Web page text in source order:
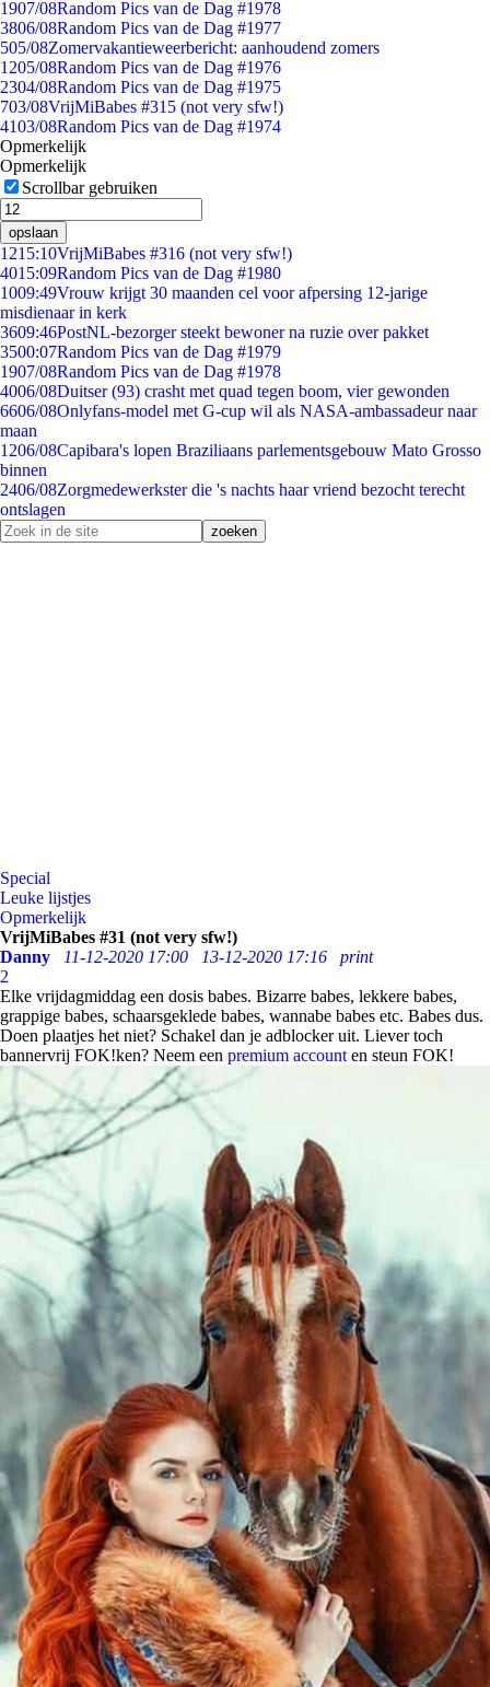
1907/08Random Pics van de Dag #1978
3806/08Random Pics van de Dag #1977
505/08Zomervakantieweerbericht: aanhoudend zomers
1205/08Random Pics van de Dag #1976
2304/08Random Pics van de Dag #1975
703/08VrijMiBabes #315 (not very sfw!)
4103/08Random Pics van de Dag #1974
Opmerkelijk
Opmerkelijk
Scrollbar gebruiken
opslaan
1215:10VrijMiBabes #316 (not very sfw!)
4015:09Random Pics van de Dag #1980
1009:49Vrouw krijgt 30 maanden cel voor afpersing 12-jarige
misdienaar in kerk
3609:46PostNL-bezorger steekt bewoner na ruzie over pakket
3500:07Random Pics van de Dag #1979
1907/08Random Pics van de Dag #1978
4006/08Duitser (93) crasht met quad tegen boom, vier gewonden
6606/08Onlyfans-model met G-cup wil als NASA-ambassadeur naar
maan
1206/08Capibara's lopen Braziliaans parlementsgebouw Mato Grosso
binnen
2406/08Zorgmedewerkster die 's nachts haar vriend bezocht terecht
ontslagen
Special
Leuke lijstjes
Opmerkelijk
VrijMiBabes #31 (not very sfw!)
Danny
11-12-2020 17:00 13-12-2020 17:16
print
2
Elke vrijdagmiddag een dosis babes. Bizarre babes, lekkere babes,
grappige babes, schaarsgeklede babes, wannabe babes etc. Babes dus.
Doen plaatjes het niet? Schakel dan je adblocker uit. Liever toch
bannervrij FOK!ken? Neem een premium account en steun FOK!